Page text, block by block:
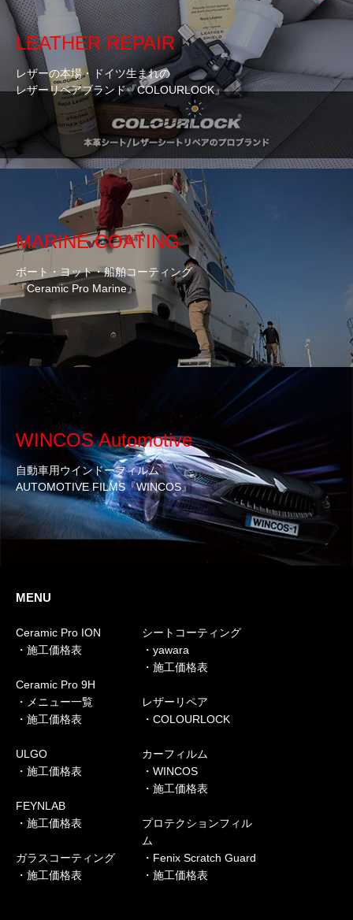
LEATHER REPAIR
レザーの本場・ドイツ生まれの
レザーリペアブランド『COLOURLOCK』
MARINE COATING
ボート・ヨット・船舶コーティング
『Ceramic Pro Marine』
WINCOS Automotive
自動車用ウインドーフィルム
AUTOMOTIVE FILMS『WINCOS』
MENU
Ceramic Pro ION
・施工価格表
Ceramic Pro 9H
・メニュー一覧
・施工価格表
ULGO
・施工価格表
FEYNLAB
・施工価格表
ガラスコーティング
・施工価格表
シートコーティング
・yawara
・施工価格表
レザーリペア
・COLOURLOCK
カーフィルム
・WINCOS
・施工価格表
プロテクションフィル
ム
・Fenix Scratch Guard
・施工価格表